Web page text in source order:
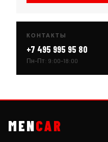
КОНТАКТЫ
+7 495 995 95 80
Пн–Пт: 9:00–18:00
MENCAR